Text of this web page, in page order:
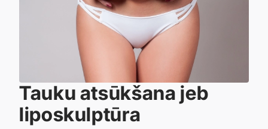
Tauku atsūkšana jeb
liposkulptūra